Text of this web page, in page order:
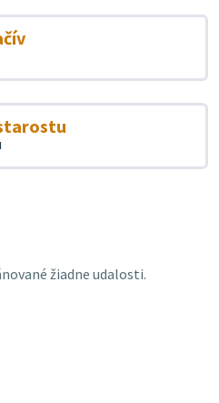
žiadne udalosti.